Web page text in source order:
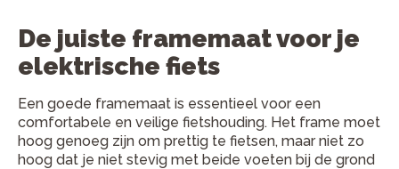
De juiste framemaat voor je
elektrische fiets
Een goede framemaat is essentieel voor een
comfortabele en veilige fietshouding. Het frame moet
hoog genoeg zijn om prettig te fietsen, maar niet zo
hoog dat je niet stevig met beide voeten bij de grond